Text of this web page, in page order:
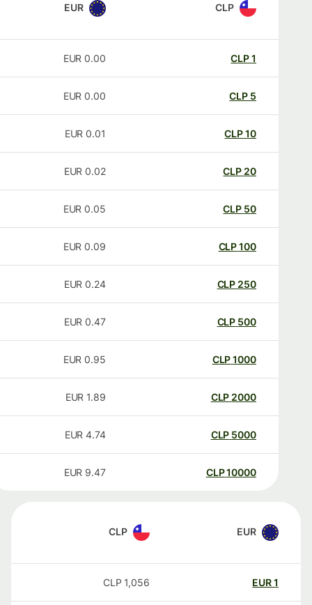
CLP
EUR
CLP
0.00
EUR
CLP
0.00
EUR
CLP
0.01
EUR
20
CLP
0.02
EUR
50
CLP
0.05
EUR
100
CLP
0.09
EUR
250
CLP
0.24
EUR
500
CLP
0.47
EUR
1000
CLP
0.95
EUR
2000
CLP
1.89
EUR
5000
CLP
4.74
EUR
10000
CLP
9.47
EUR
EUR
CLP
EUR
1,056
CLP